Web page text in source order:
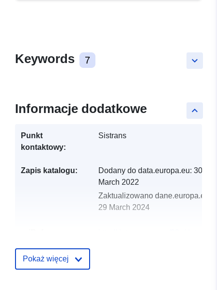
keyboard_arrow_down
Keywords 7
keyboard_arrow_up
Informacje dodatkowe
Punkt
kontaktowy:
Sistrans
Zapis katalogu: Dodany do data.europa.eu: 30
March 2022
Zaktualizowano dane.europa.eu:
29 March 2024
Pokaż więcej